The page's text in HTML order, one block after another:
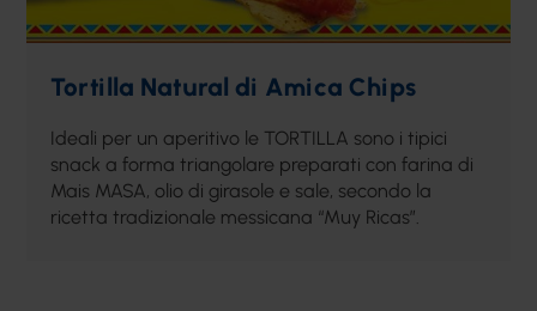
Tortilla Natural di Amica Chips
Ideali per un aperitivo le TORTILLA sono i tipici
snack a forma triangolare preparati con farina di
Mais MASA, olio di girasole e sale, secondo la
ricetta tradizionale messicana “Muy Ricas”.